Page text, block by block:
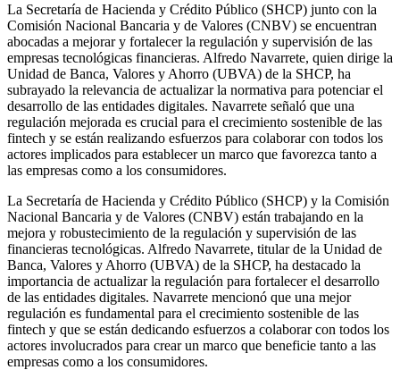
La Secretaría de Hacienda y Crédito Público (SHCP) junto con la
Comisión Nacional Bancaria y de Valores (CNBV) se encuentran
abocadas a mejorar y fortalecer la regulación y supervisión de las
empresas tecnológicas financieras. Alfredo Navarrete, quien dirige la
Unidad de Banca, Valores y Ahorro (UBVA) de la SHCP, ha
subrayado la relevancia de actualizar la normativa para potenciar el
desarrollo de las entidades digitales. Navarrete señaló que una
regulación mejorada es crucial para el crecimiento sostenible de las
fintech y se están realizando esfuerzos para colaborar con todos los
actores implicados para establecer un marco que favorezca tanto a
las empresas como a los consumidores.
La Secretaría de Hacienda y Crédito Público (SHCP) y la Comisión
Nacional Bancaria y de Valores (CNBV) están trabajando en la
mejora y robustecimiento de la regulación y supervisión de las
financieras tecnológicas. Alfredo Navarrete, titular de la Unidad de
Banca, Valores y Ahorro (UBVA) de la SHCP, ha destacado la
importancia de actualizar la regulación para fortalecer el desarrollo
de las entidades digitales. Navarrete mencionó que una mejor
regulación es fundamental para el crecimiento sostenible de las
fintech y que se están dedicando esfuerzos a colaborar con todos los
actores involucrados para crear un marco que beneficie tanto a las
empresas como a los consumidores.